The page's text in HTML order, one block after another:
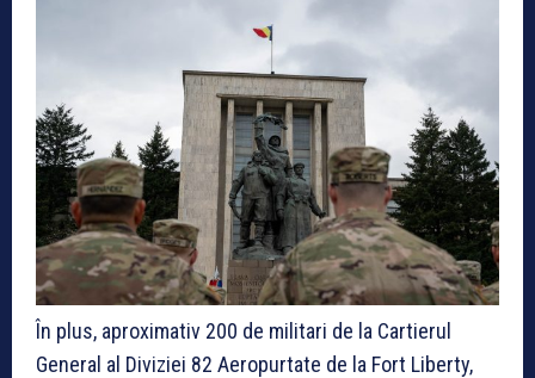
În plus, aproximativ 200 de militari de la Cartierul
General al Diviziei 82 Aeropurtate de la Fort Liberty,